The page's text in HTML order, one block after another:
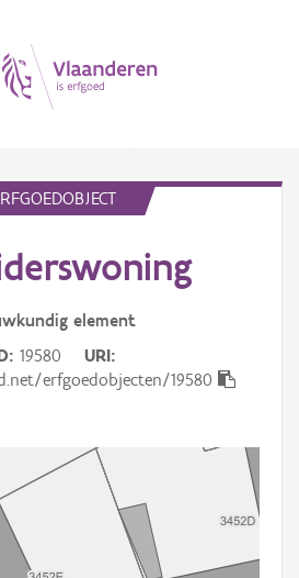
element
19580
URI
erfgoedobjecten/19580